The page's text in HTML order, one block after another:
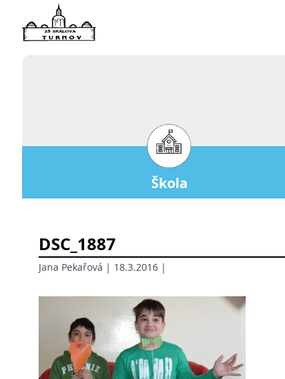
Škola
DSC_1887
Jana Pekařová | 18.3.2016 |